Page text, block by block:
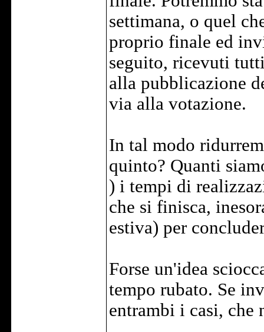
settimana, o quel
proprio finale ed
seguito, ricevuti
alla pubblicazione
via alla votazione.
In tal modo
quinto? Quanti
) i tempi di
che si finisca,
estiva) per
Forse un'idea
tempo rubato. Se
entrambi i casi, che